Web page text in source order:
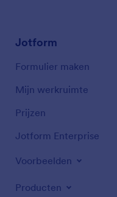
Jotform
Formulier maken
Mijn werkruimte
Prijzen
Jotform Enterprise
Voorbeelden
Producten